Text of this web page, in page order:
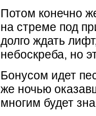
Потом конечно
на стреме под
долго ждать
небоскреба, но
Бонусом идет
же ночью
многим будет